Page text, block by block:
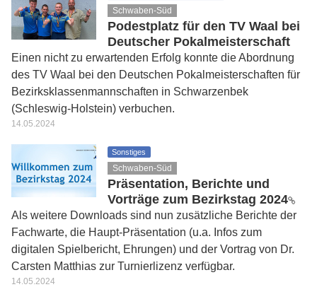
Schwaben-Süd
Podestplatz für den TV Waal bei
Deutscher Pokalmeisterschaft
Einen nicht zu erwartenden Erfolg konnte die Abordnung
des TV Waal bei den Deutschen Pokalmeisterschaften für
Bezirksklassenmannschaften in Schwarzenbek
(Schleswig-Holstein) verbuchen.
14.05.2024
Sonstiges
Schwaben-Süd
Präsentation, Berichte und
Vorträge zum Bezirkstag 2024
Als weitere Downloads sind nun zusätzliche Berichte der
Fachwarte, die Haupt-Präsentation (u.a. Infos zum
digitalen Spielbericht, Ehrungen) und der Vortrag von Dr.
Carsten Matthias zur Turnierlizenz verfügbar.
14.05.2024